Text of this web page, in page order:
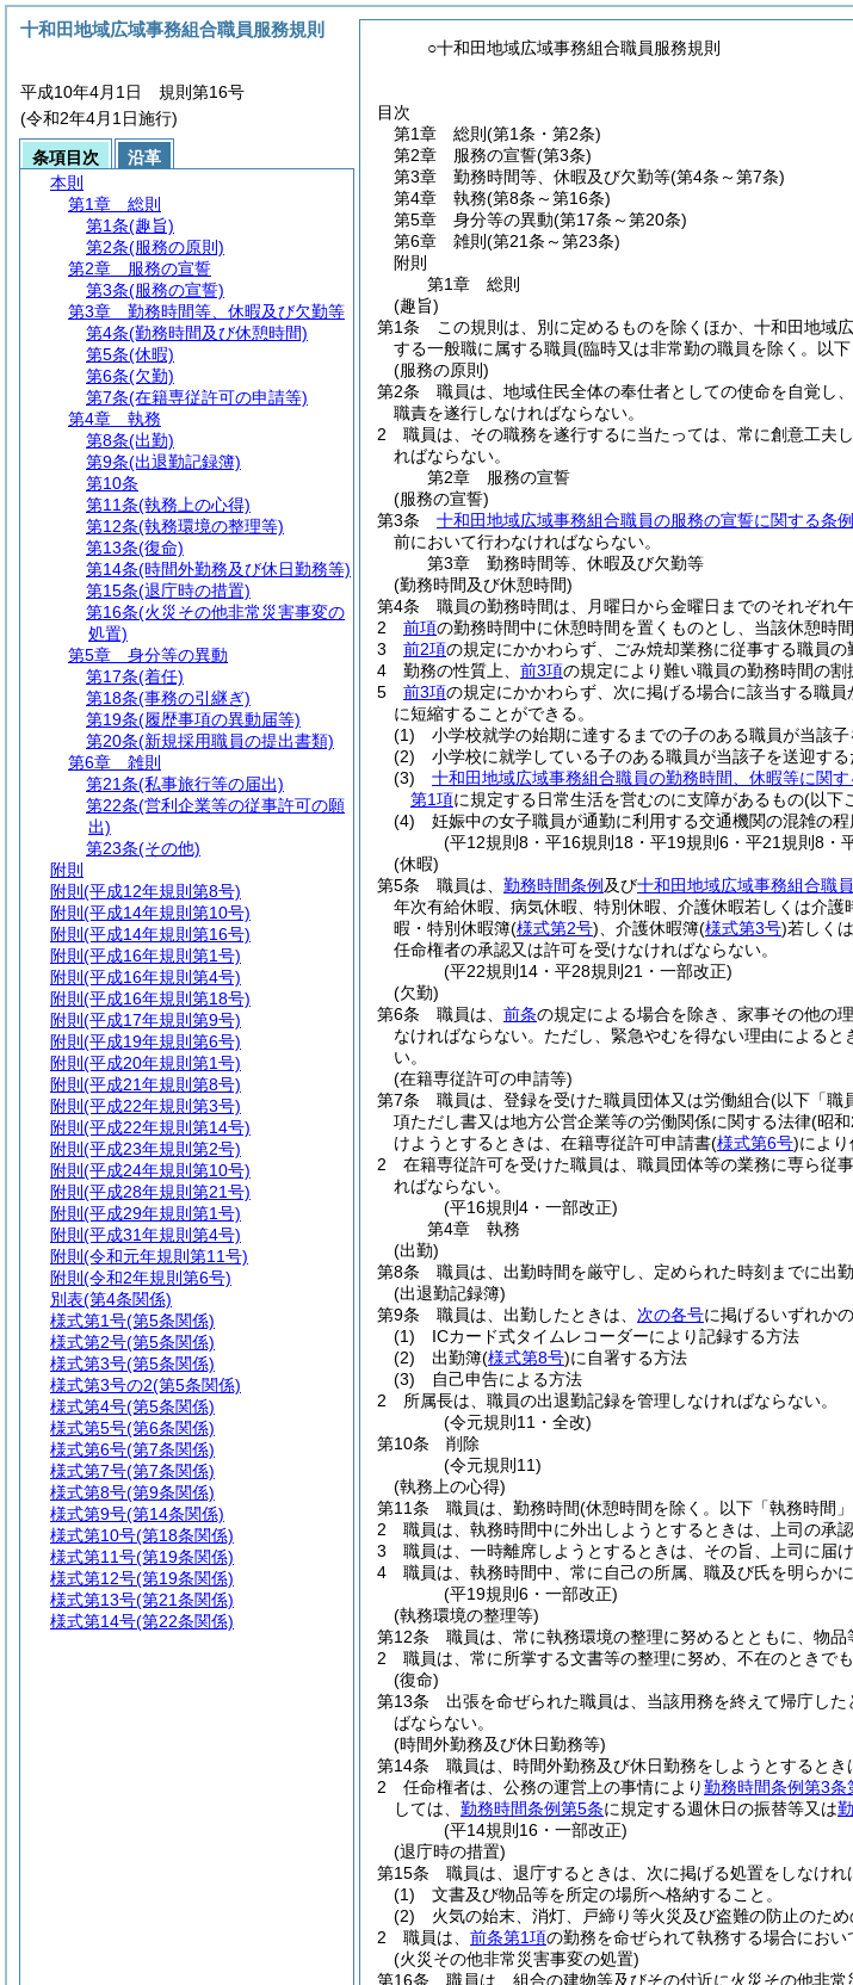
○十和田地域広域事務組合職員服務規則
目次
第1章
総則 (第1条・第2条)
第2章
服務の宣誓(第3条)
第3章
勤務時間等、休暇及び欠勤等(第4条～第7条)
第4章
執務(第8条～第16条)
第5章
身分等の異動(第17条～第20条)
第6章
雑則 (第21条～第23条)
附則
第1章
総則
(趣旨)
第1条
この規則は、別に定めるものを除くほか、十和田地域
する一般職に属する職員(臨時又は非常勤の職員を除く。以
(服務の原則)
第2条
職員は、地域住民全体の奉仕者としての使命を自覚し
職責を遂行しなければならない。
2
職員は、その職務を遂行するに当たっては、常に創意工夫
ればならない。
第2章
服務の宣誓
(服務の宣誓)
第3条
十和田地域広域事務組合職員の服務の宣誓に関する条例
前において行わなければならない。
第3章
勤務時間等、休暇及び欠勤等
(勤務時間及び休憩時間)
第4条
職員の勤務時間は、月曜日から金曜日までのそれぞれ
2
前項の勤務時間中に休憩時間を置くものとし、当該休憩時
3
前2項の規定にかかわらず、ごみ焼却業務に従事する職員の
4
勤務の性質上、 前3項の規定により難い職員の勤務時間の
5
前3項の規定にかかわらず、次に掲げる場合に該当する職
に短縮することができる。
(1)
小学校就学の始期に達するまでの子のある職員が当該
(2)
小学校に就学している子のある職員が当該子を送迎す
(3)
十和田地域広域事務組合職員の勤務時間、休暇等に関す
第1項に規定する日常生活を営むのに支障があるもの(以下
(4)
妊娠中の女子職員が通勤に利用する交通機関の混雑の
(平12規則8・平16規則18・平19規則6・平21規則8・
(休暇)
第5条
職員は、 勤務時間条例 及び十和田地域広域事務組合職
年次有給休暇、病気休暇、特別休暇、介護休暇若しくは介
暇・特別休暇簿(様式第2号) 、介護休暇簿(様式第3号)若しく
任命権者の承認又は許可を受けなければならない。
(平22規則14・平28規則21・一部改正)
(欠勤)
第6条
職員は、 前条の規定による場合を除き、家事その他の
なければならない。 ただし、緊急やむを得ない理由による
い。
(在籍専従許可の申請等)
第7条
職員は、登録を受けた職員団体又は労働組合(以下「職
項ただし書又は地方公営企業等の労働関係に関する法律(昭
けようとするときは、在籍専従許可申請書(様式第6号)により
2
在籍専従許可を受けた職員は、職員団体等の業務に専ら従
ればならない。
(平16規則4・一部改正)
第4章
執務
(出勤)
第8条
職員は、出勤時間を厳守し、定められた時刻までに出
(出退勤記録簿)
第9条
職員は、出勤したときは、 次の各号に掲げるいずれか
(1)
ICカード式タイムレコーダーにより記録する方法
(2)
出勤簿(様式第8号)に自署する方法
(3)
自己申告による方法
2
所属長は、職員の出退勤記録を管理しなければならない。
(令元規則11・全改)
第10条
削除
(令元規則11)
(執務上の心得)
第11条
職員は、勤務時間(休憩時間を除く。以下「執務時間
2
職員は、執務時間中に外出しようとするときは、上司の承
3
職員は、一時離席しようとするときは、その旨、上司に届
4
職員は、執務時間中、常に自己の所属、職及び氏を明らか
(平19規則6・一部改正)
(執務環境の整理等)
第12条
職員は、常に執務環境の整理に努めるとともに、物品
2
職員は、常に所掌する文書等の整理に努め、不在のときで
(復命)
第13条
出張を命ぜられた職員は、当該用務を終えて帰庁し
ばならない。
(時間外勤務及び休日勤務等)
第14条
職員は、時間外勤務及び休日勤務をしようとすると
2
任命権者は、公務の運営上の事情により勤務時間条例第3条
しては、 勤務時間条例第5条に規定する週休日の振替等又は
(平14規則16・一部改正)
(退庁時の措置)
第15条
職員は、退庁するときは、次に掲げる処置をしなけれ
(1)
文書及び物品等を所定の場所へ格納すること。
(2)
火気の始末、消灯、戸締り等火災及び盗難の防止のため
2
職員は、 前条第1項の勤務を命ぜられて執務する場合におい
(火災その他非常災害事変の処置)
第16条
職員は、組合の建物等及びその付近に火災その他非
十和田地域広域事務組合職員服務規則
平成10年4月1日 規則第16号
(令和2年4月1日施行)
条項目次
沿革
本則
第1章
総則
第1条(趣旨)
第2条(服務の原則)
第2章
服務の宣誓
第3条(服務の宣誓)
第3章
勤務時間等、休暇及び欠勤等
第4条(勤務時間及び休憩時間)
第5条(休暇)
第6条(欠勤)
第7条(在籍専従許可の申請等)
第4章
執務
第8条(出勤)
第9条(出退勤記録簿)
第10条
第11条(執務上の心得)
第12条(執務環境の整理等)
第13条(復命)
第14条(時間外勤務及び休日勤務等)
第15条(退庁時の措置)
第16条(火災その他非常災害事変の
処置)
第5章
身分等の異動
第17条(着任)
第18条(事務の引継ぎ)
第19条(履歴事項の異動届等)
第20条(新規採用職員の提出書類)
第6章
雑則
第21条(私事旅行等の届出)
第22条(営利企業等の従事許可の願
出)
第23条(その他)
附則
附則 (平成12年規則第8号)
附則 (平成14年規則第10号)
附則 (平成14年規則第16号)
附則 (平成16年規則第1号)
附則 (平成16年規則第4号)
附則 (平成16年規則第18号)
附則 (平成17年規則第9号)
附則 (平成19年規則第6号)
附則 (平成20年規則第1号)
附則 (平成21年規則第8号)
附則 (平成22年規則第3号)
附則 (平成22年規則第14号)
附則 (平成23年規則第2号)
附則 (平成24年規則第10号)
附則 (平成28年規則第21号)
附則 (平成29年規則第1号)
附則 (平成31年規則第4号)
附則 (令和元年規則第11号)
附則 (令和2年規則第6号)
別表(第4条関係)
様式第1号(第5条関係)
様式第2号(第5条関係)
様式第3号(第5条関係)
様式第3号の2(第5条関係)
様式第4号(第5条関係)
様式第5号(第6条関係)
様式第6号(第7条関係)
様式第7号(第7条関係)
様式第8号(第9条関係)
様式第9号(第14条関係)
様式第10号(第18条関係)
様式第11号(第19条関係)
様式第12号(第19条関係)
様式第13号(第21条関係)
様式第14号(第22条関係)